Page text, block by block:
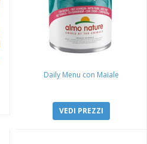
Daily Menu con Maiale
VEDI PREZZI